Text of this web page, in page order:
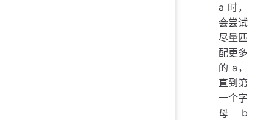
a 时，
会尝试
尽量匹
配更多
的 a，
直到第
一个字
母 b